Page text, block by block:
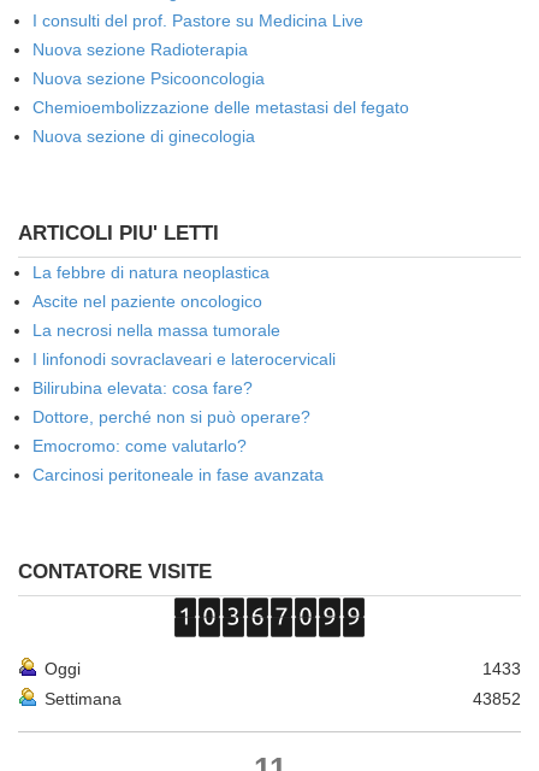
I consulti del prof. Pastore su Medicina Live
Nuova sezione Radioterapia
Nuova sezione Psicooncologia
Chemioembolizzazione delle metastasi del fegato
Nuova sezione di ginecologia
ARTICOLI PIU' LETTI
La febbre di natura neoplastica
Ascite nel paziente oncologico
La necrosi nella massa tumorale
I linfonodi sovraclaveari e laterocervicali
Bilirubina elevata: cosa fare?
Dottore, perché non si può operare?
Emocromo: come valutarlo?
Carcinosi peritoneale in fase avanzata
CONTATORE VISITE
Oggi
1433
Settimana
43852